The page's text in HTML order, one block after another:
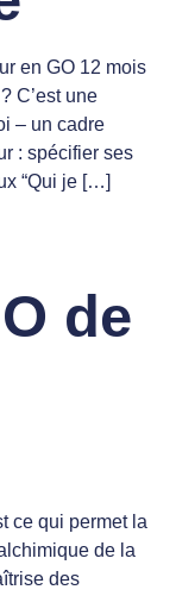
en GO 12 mois
C’est une
– un cadre
: spécifier ses
“Qui je […]
de
ce qui permet la
de la
des